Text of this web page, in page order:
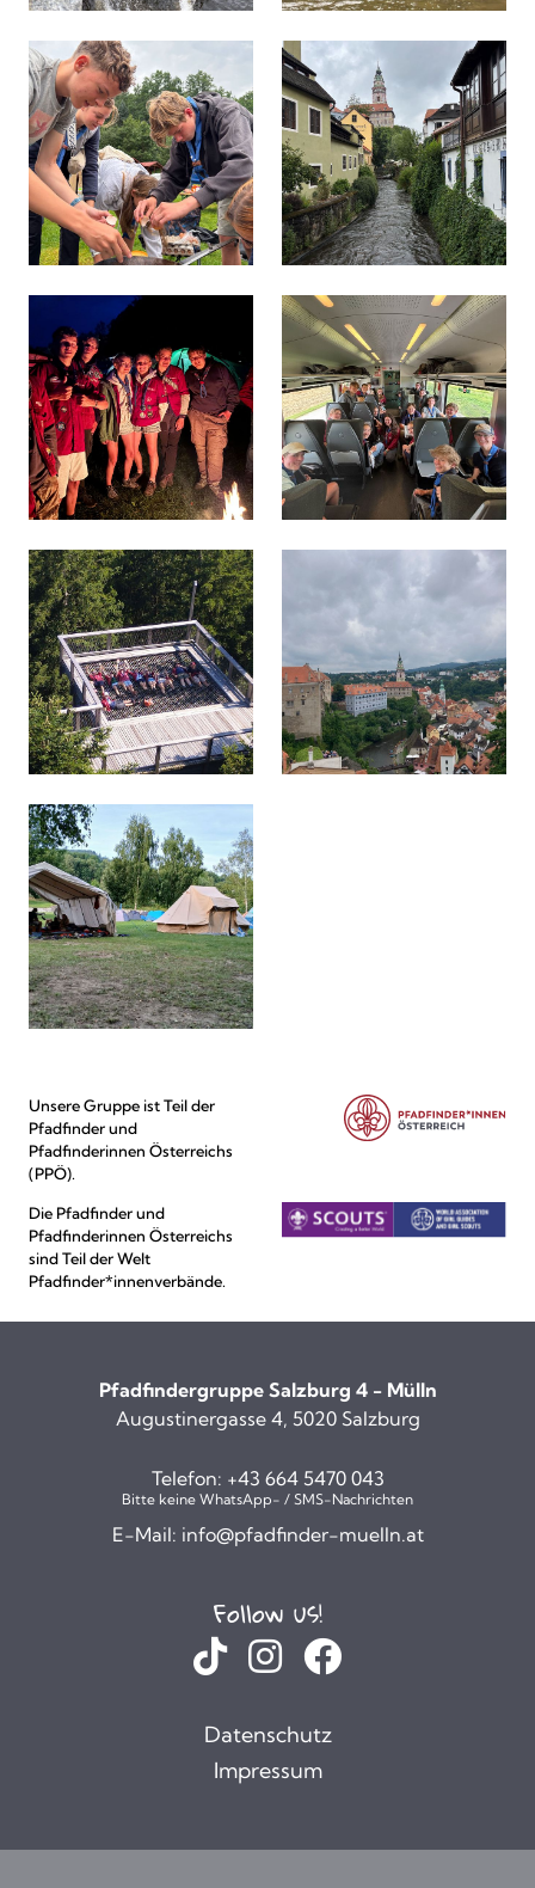
Unsere Gruppe ist Teil der
Pfadfinder und
Pfadfinderinnen Österreichs
(PPÖ).
Die Pfadfinder und
Pfadfinderinnen Österreichs
sind Teil der Welt
Pfadfinder*innenverbände.
Pfadfindergruppe Salzburg 4 - Mülln
Augustinergasse 4, 5020 Salzburg
Telefon: +43 664 5470 043
Bitte keine WhatsApp- / SMS-Nachrichten
E-Mail: info@pfadfinder-muelln.at
Follow us!
Datenschutz
Impressum